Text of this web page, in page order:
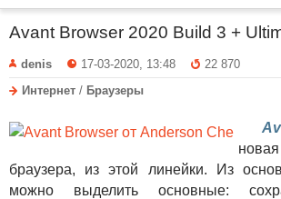
Avant Browser 2020 Build 3 +
denis 17-03-2020, 13:48
22 870
Интернет / Браузеры
браузера, из этой линейки. Из
можно выделить основные: